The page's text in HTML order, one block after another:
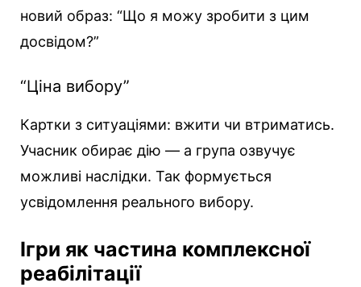
новий образ: “Що я можу зробити з цим
досвідом?”
“Ціна вибору”
Картки з ситуаціями: вжити чи втриматись.
Учасник обирає дію — а група озвучує
можливі наслідки. Так формується
усвідомлення реального вибору.
Ігри як частина комплексної
реабілітації